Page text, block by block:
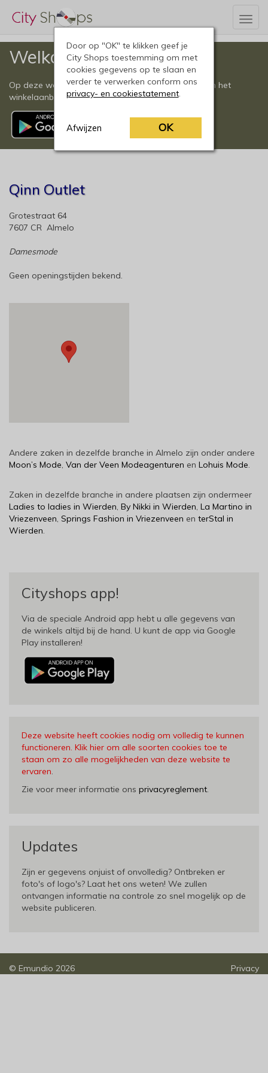
Welkom
Op deze website vindt u een compleet overzicht van het
winkelaanbod in Almelo en omgeving.
Qinn Outlet
Grotestraat 64
7607 CR Almelo
Damesmode
Geen openingstijden bekend.
Andere zaken in dezelfde branche in Almelo zijn onder andere
Moon’s Mode, Van der Veen Modeagenturen en Lohuis Mode.
Zaken in dezelfde branche in andere plaatsen zijn ondermeer
Ladies to ladies in Wierden, By Nikki in Wierden, La Martino in
Vriezenveen, Springs Fashion in Vriezenveen en terStal in
Wierden.
Cityshops app!
Via de speciale Android app hebt u alle gegevens van
de winkels altijd bij de hand. U kunt de app via Google
Play installeren!
Deze website heeft cookies nodig om volledig te kunnen
functioneren. Klik hier om alle soorten cookies toe te
staan om zo alle mogelijkheden van deze website te
ervaren
Zie voor meer informatie ons privacyreglement
Updates
Zijn er gegevens onjuist of onvolledig? Ontbreken er
foto's of logo's? Laat het ons weten! We zullen
ontvangen informatie na controle zo snel mogelijk op de
website publiceren.
© Emundio 2026 Privacy
Door op "OK" te klikken geef je
City Shops toestemming om met
cookies gegevens op te slaan en
verder te verwerken conform ons
privacy- en cookiestatement.
Afwijzen OK